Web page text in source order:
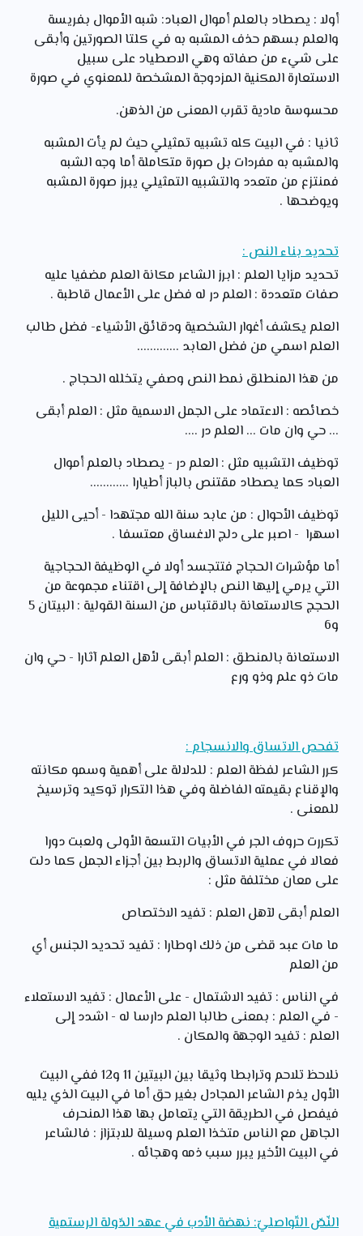
أولا : يصطاد بالعلم أموال العباد: شبه الأموال بفريسة
والعلم بسهم حذف المشبه به في كلتا الصورتين وأبقى
على شيء من صفاته وهي الاصطياد على سبيل
الاستعارة المكنية المزدوجة المشخصة للمعنوي في صورة
محسوسة مادية تقرب المعنى من الذهن.
ثانيا : في البيت كله تشبيه تمثيلي حيث لم يأت المشبه
والمشبه به مفردات بل صورة متكاملة أما وجه الشبه
فمنتزع من متعدد والتشبيه التمثيلي يبرز صورة المشبه
ويوضحها .
تحديد بناء النص :
تحديد مزايا العلم : ابرز الشاعر مكانة العلم مضفيا عليه
صفات متعددة : العلم در له فضل على الأعمال قاطبة .
العلم يكشف أغوار الشخصية ودقائق الأشياء- فضل طالب
العلم اسمي من فضل العابد .............
من هذا المنطلق نمط النص وصفي يتخلله الحجاج .
خصائصه : الاعتماد على الجمل الاسمية مثل : العلم أبقى
... حي وان مات ... العلم در ....
توظيف التشبيه مثل : العلم در - يصطاد بالعلم أموال
العباد كما يصطاد مقتنص بالباز أطيارا ............
توظيف الأحوال : من عابد سنة الله مجتهدا - أحيى الليل
اسهرا - اصبر على دلج الاغساق معتسفا .
أما مؤشرات الحجاج فتتجسد أولا في الوظيفة الحجاجية
التي يرمي إليها النص بالإضافة إلى اقتناء مجموعة من
الحجج كالاستعانة بالاقتباس من السنة القولية : البيتان 5
و6
الاستعانة بالمنطق : العلم أبقى لأهل العلم آثارا - حي وان
مات ذو علم وذو ورع
تفحص الاتساق والانسجام :
كرر الشاعر لفظة العلم : للدلالة على أهمية وسمو مكانته
والإقناع بقيمته الفاضلة وفي هذا التكرار توكيد وترسيخ
للمعنى .
تكررت حروف الجر في الأبيات التسعة الأولى ولعبت دورا
فعالا في عملية الاتساق والربط بين أجزاء الجمل كما دلت
على معان مختلفة مثل :
العلم أبقى لآهل العلم : تفيد الاختصاص
ما مات عبد قضى من ذلك اوطارا : تفيد تحديد الجنس أي
من العلم
في الناس : تفيد الاشتمال - على الأعمال : تفيد الاستعلاء
- في العلم : بمعنى طالبا العلم دارسا له - اشدد إلى
العلم : تفيد الوجهة والمكان .
نلاحظ تلاحم وترابطا وثيقا بين البيتين 11 و12 ففي البيت
الأول يذم الشاعر المجادل بغير حق أما في البيت الذي يليه
فيفصل في الطريقة التي يتعامل بها هذا المنحرف
الجاهل مع الناس متخذا العلم وسيلة للابتزاز : فالشاعر
في البيت الأخير يبرر سبب ذمه وهجائه .
النّصّ التّواصليّ: نهضة الأدب في عهد الدّولة الرستمية